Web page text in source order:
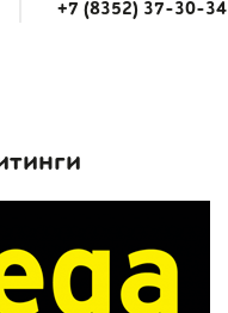
+7 (8352) 37-30-34